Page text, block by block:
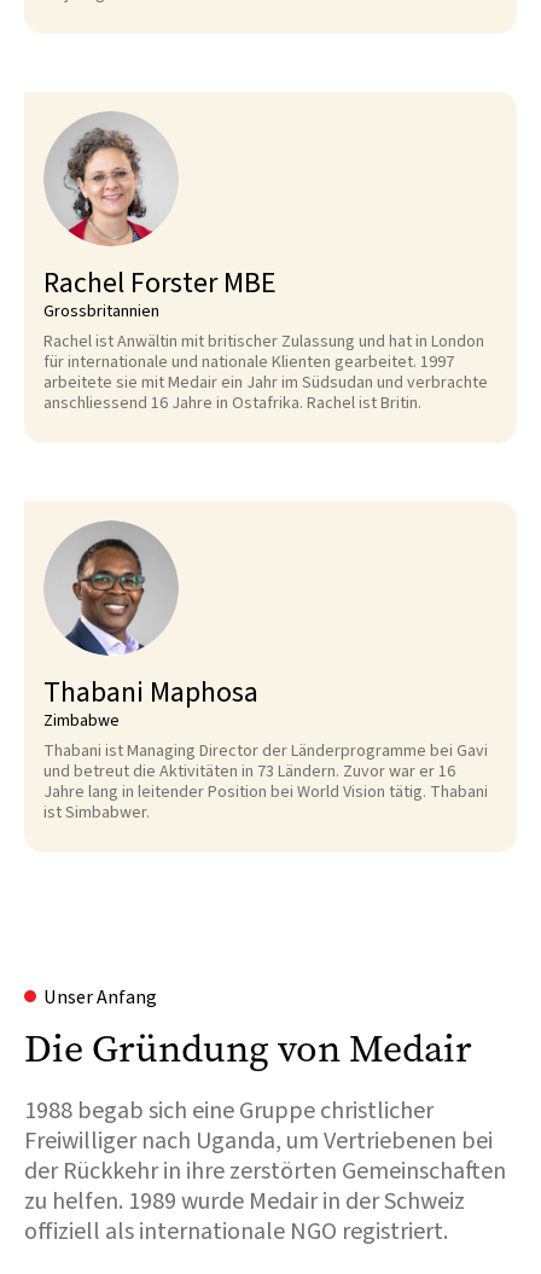
Rachel Forster MBE
Grossbritannien
Rachel ist Anwältin mit britischer Zulassung und hat in London
für internationale und nationale Klienten gearbeitet. 1997
arbeitete sie mit Medair ein Jahr im Südsudan und verbrachte
anschliessend 16 Jahre in Ostafrika. Rachel ist Britin.
Thabani Maphosa
Zimbabwe
Thabani ist Managing Director der Länderprogramme bei Gavi
und betreut die Aktivitäten in 73 Ländern. Zuvor war er 16
Jahre lang in leitender Position bei World Vision tätig. Thabani
ist Simbabwer.
Unser Anfang
Die Gründung von Medair
1988 begab sich eine Gruppe christlicher
Freiwilliger nach Uganda, um Vertriebenen bei
der Rückkehr in ihre zerstörten Gemeinschaften
zu helfen. 1989 wurde Medair in der Schweiz
offiziell als internationale NGO registriert.